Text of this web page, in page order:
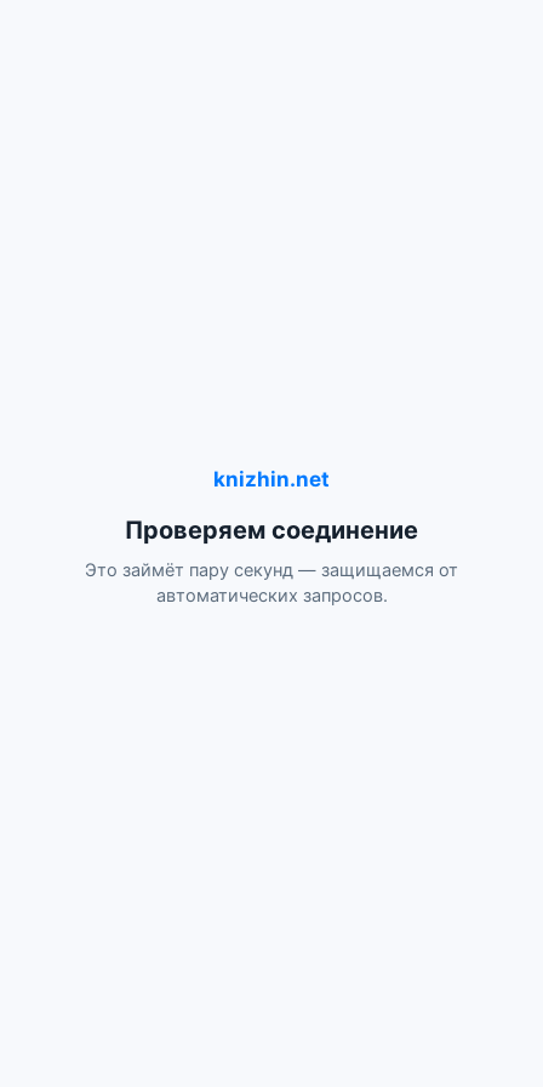
knizhin.net
Проверяем соединение
Это займёт пару секунд — защищаемся от
автоматических запросов.